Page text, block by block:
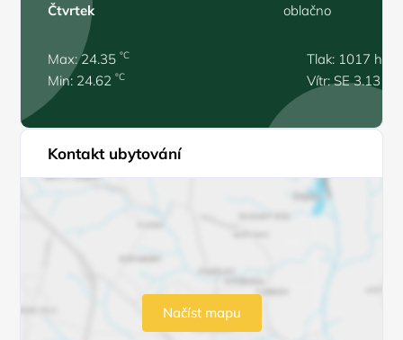
Čtvrtek oblačno
Max: 24.35°C
Min: 24.62°C
Tlak: 1017 hPa
Vítr: SE 3.13 m/
Kontakt ubytování
Načíst mapu